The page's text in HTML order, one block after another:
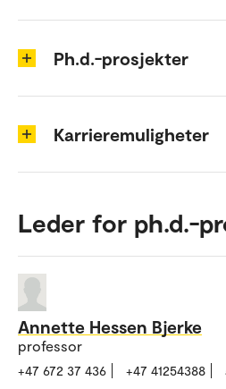
Ph.d.-prosjekter
Karrieremuligheter
Leder for ph.d.-
Annette Hessen Bjerke
professor
+47 672 37 436 +47 41254388